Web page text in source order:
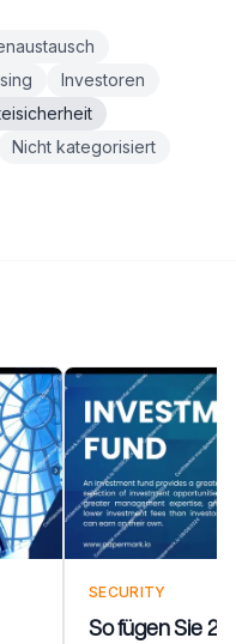
Investoren
Nicht kategorisiert
SECURITY
So fügen Sie